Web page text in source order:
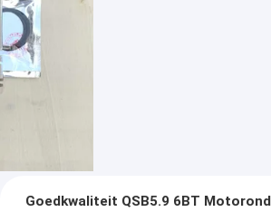
Goedkwaliteit QSB5.9 6BT